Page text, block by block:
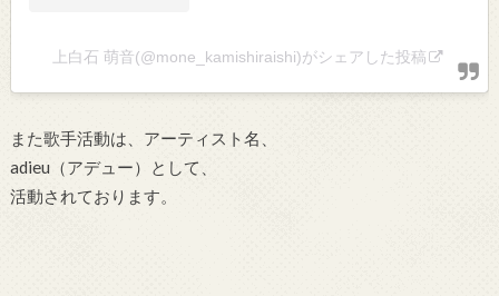
上白石 萌音(@mone_kamishiraishi)がシェアした投稿
また歌手活動は、アーティスト名、
adieu（アデュー）として、
活動されております。